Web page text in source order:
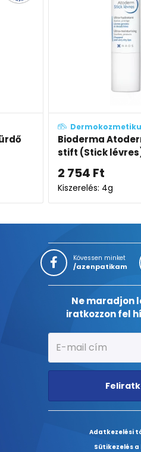
Ajakápoló
Kövessen minket
/azenpatikam
Ne maradjon
iratkozzon fel
Adatkezelési
Sütikezelés